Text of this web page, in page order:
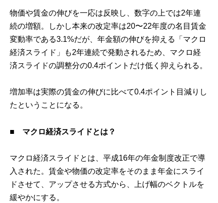
物価や賃金の伸びを一応は反映し、数字の上では2年連
続の増額。しかし本来の改定率は20〜22年度の名目賃金
変動率である3.1%だが、年金額の伸びを抑える「マクロ
経済スライド」も2年連続で発動されるため、マクロ経
済スライドの調整分の0.4ポイントだけ低く抑えられる。
増加率は実際の賃金の伸びに比べて0.4ポイント目減りし
たということになる。
■ マクロ経済スライドとは？
マクロ経済スライドとは、平成16年の年金制度改正で導
入された。賃金や物価の改定率をそのまま年金にスライ
ドさせて、アップさせる方式から、上げ幅のベクトルを
緩やかにする。